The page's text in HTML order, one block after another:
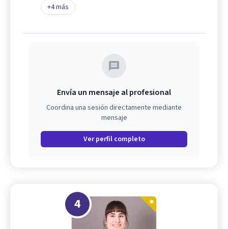
+4más
Envía un mensaje al profesional
Coordina una sesión directamente mediante
mensaje
Ver perfil completo
4